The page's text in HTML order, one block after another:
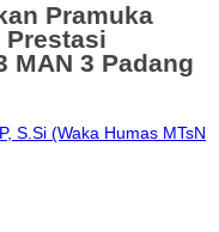
Pramuka
Prestasi
MAN 3 Padang
S.Si (Waka Humas MTsN